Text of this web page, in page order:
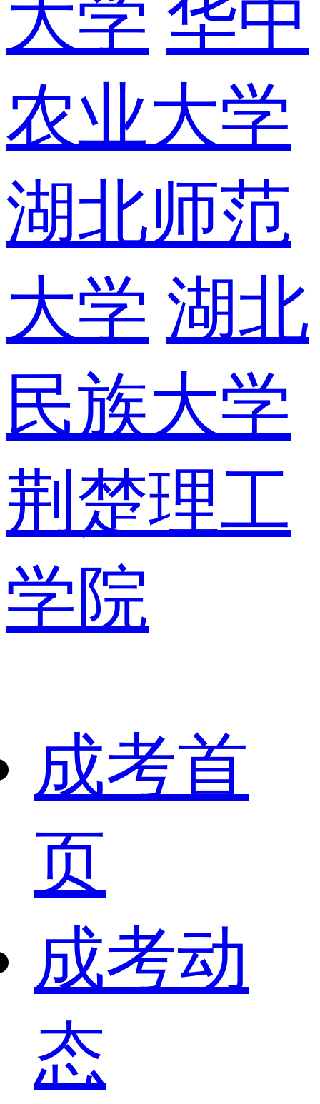
大学 华中
农业大学
湖北师范
大学 湖北
民族大学
荆楚理工
学院
成考首
页
成考动
态